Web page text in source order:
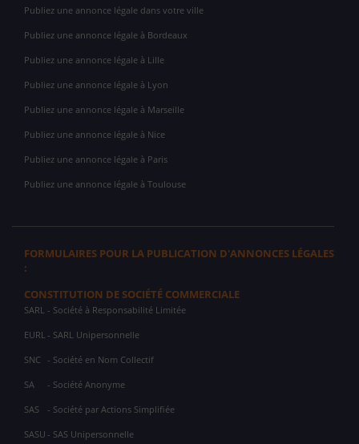
Publiez une annonce légale dans votre ville
Publiez une annonce légale à Bordeaux
Publiez une annonce légale à Lille
Publiez une annonce légale à Lyon
Publiez une annonce légale à Marseille
Publiez une annonce légale à Nice
Publiez une annonce légale à Paris
Publiez une annonce légale à Toulouse
FORMULAIRES POUR LA PUBLICATION D'ANNONCES LÉGALES
:
CONSTITUTION DE SOCIÉTÉ COMMERCIALE
SARL - Société à Responsabilité Limitée
EURL - SARL Unipersonnelle
SNC - Société en Nom Collectif
SA - Société Anonyme
SAS - Société par Actions Simplifiée
SASU - SAS Unipersonnelle